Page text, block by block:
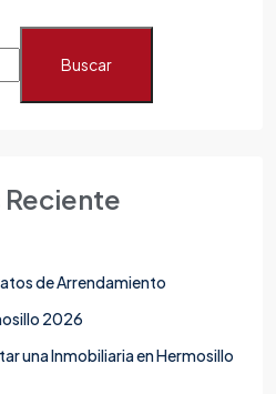
Buscar
de Arrendamiento
2026
una Inmobiliaria en Hermosillo